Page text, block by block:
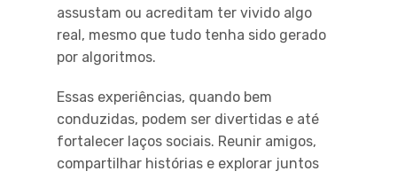
assustam ou acreditam ter vivido algo
real, mesmo que tudo tenha sido gerado
por algoritmos.
Essas experiências, quando bem
conduzidas, podem ser divertidas e até
fortalecer laços sociais. Reunir amigos,
compartilhar histórias e explorar juntos